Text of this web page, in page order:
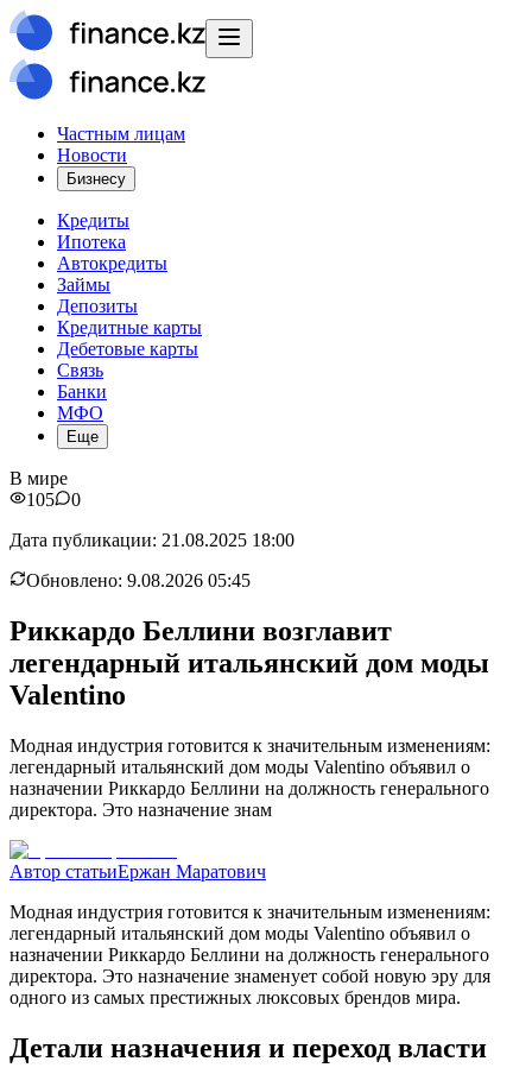
Частным лицам
Новости
Бизнесу
Кредиты
Ипотека
Автокредиты
Займы
Депозиты
Кредитные карты
Дебетовые карты
Связь
Банки
МФО
Еще
В мире
105
0
Дата публикации: 21.08.2025 18:00
Обновлено: 9.08.2026 05:45
Риккардо Беллини возглавит
легендарный итальянский дом моды
Valentino
Модная индустрия готовится к значительным изменениям:
легендарный итальянский дом моды Valentino объявил о
назначении Риккардо Беллини на должность генерального
директора. Это назначение знам
Автор статьиЕржан Маратович
Модная индустрия готовится к значительным изменениям:
легендарный итальянский дом моды Valentino объявил о
назначении Риккардо Беллини на должность генерального
директора. Это назначение знаменует собой новую эру для
одного из самых престижных люксовых брендов мира.
Детали назначения и переход власти